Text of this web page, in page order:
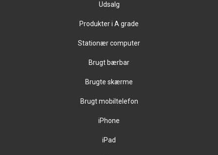
Udsalg
Produkter i A grade
Stationær computer
Brugt bærbar
Brugte skærme
Brugt mobiltelefon
iPhone
iPad